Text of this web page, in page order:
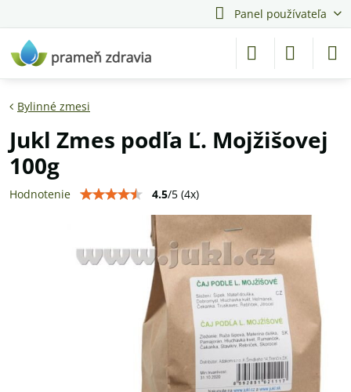
Panel používateľa
Bylinné zmesi
Jukl Zmes podľa Ľ. Mojžišovej
100g
Hodnotenie 4.5/5 (4x)